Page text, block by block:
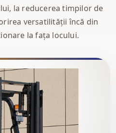
la reducerea timpilor de
versatilității încă din
la fața locului.